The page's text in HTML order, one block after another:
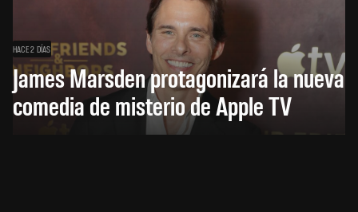
HACE 2 DÍAS
James Marsden protagonizará la nueva
comedia de misterio de Apple TV